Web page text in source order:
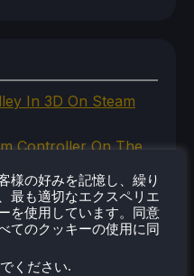
In 3D On Steam
Controller On The
of Zelda: Twilight
Deck
Daxter Trilogy's
Deck
様の好みを記憶し、繰り
最も適切なエクスペリエ
を使用しています。同意
てのクッキーの使用に同
ください.